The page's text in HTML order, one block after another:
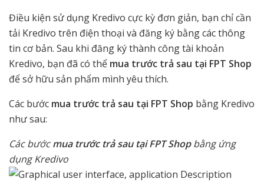
Điều kiện sử dụng Kredivo cực kỳ đơn giản, bạn chỉ cần
tải Kredivo trên điện thoại và đăng ký bằng các thông
tin cơ bản. Sau khi đăng ký thành công tài khoản
Kredivo, bạn đã có thể mua trước trả sau tại FPT Shop
để sở hữu sản phẩm mình yêu thích.
Các bước mua trước trả sau tại FPT Shop bằng Kredivo
như sau:
Các bướcmua trước trả sau tại FPT Shopbằng ứng
dụng Kredivo